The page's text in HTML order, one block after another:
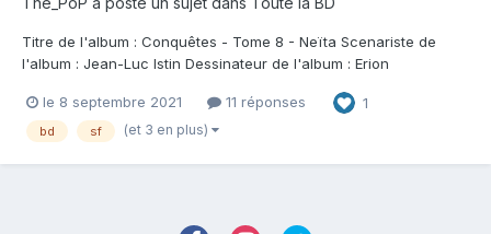
Titre de l'album : Conquêtes - Tome 8 - Neïta Scenariste de
l'album : Jean-Luc Istin Dessinateur de l'album : Erion
Soleil Note : Résumé de l'album : Les Croisés, en route pour la
planète Jérusalem, se posen...
le 8 septembre 2021 11 réponses 1
bd sf (et 3 en plus)